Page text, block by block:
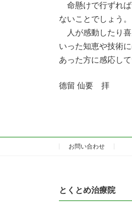
命懸けで行ずれば
ないことでしょう。
人が感動したり喜
いった知恵や技術
あった方に感応し
德留 仙要 拝
お問い合わせ
とくとめ治療院